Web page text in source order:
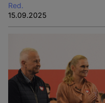
Red.
15.09.2025